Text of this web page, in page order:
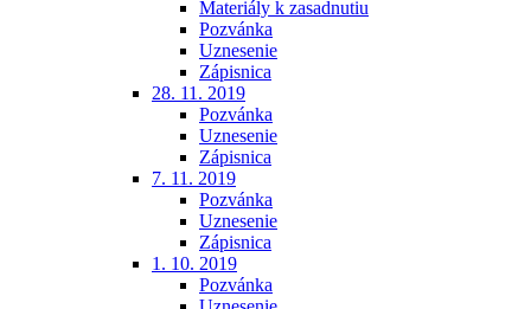
Materiály k zasadnutiu
Pozvánka
Uznesenie
Zápisnica
28. 11. 2019
Pozvánka
Uznesenie
Zápisnica
7. 11. 2019
Pozvánka
Uznesenie
Zápisnica
1. 10. 2019
Pozvánka